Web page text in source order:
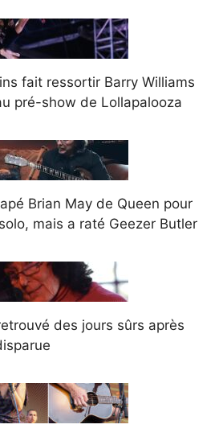
fait ressortir Barry Williams
pré-show de Lollapalooza
Brian May de Queen pour
mais a raté Geezer Butler
des jours sûrs après